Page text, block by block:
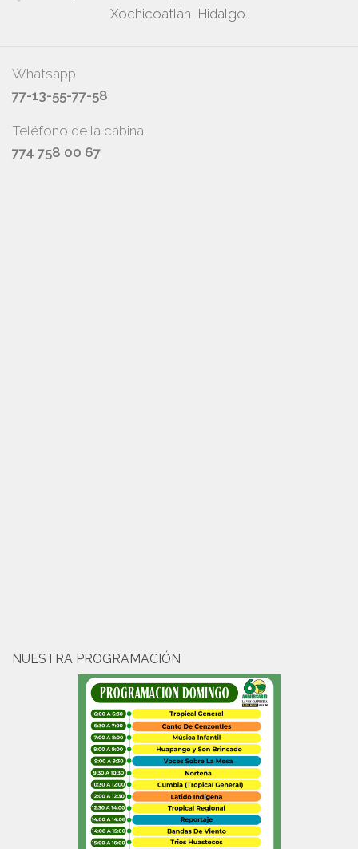
Xochicoatlán, Hidalgo.
Whatsapp
77-13-55-77-58
Teléfono de la cabina
774 758 00 67
NUESTRA PROGRAMACIÓN